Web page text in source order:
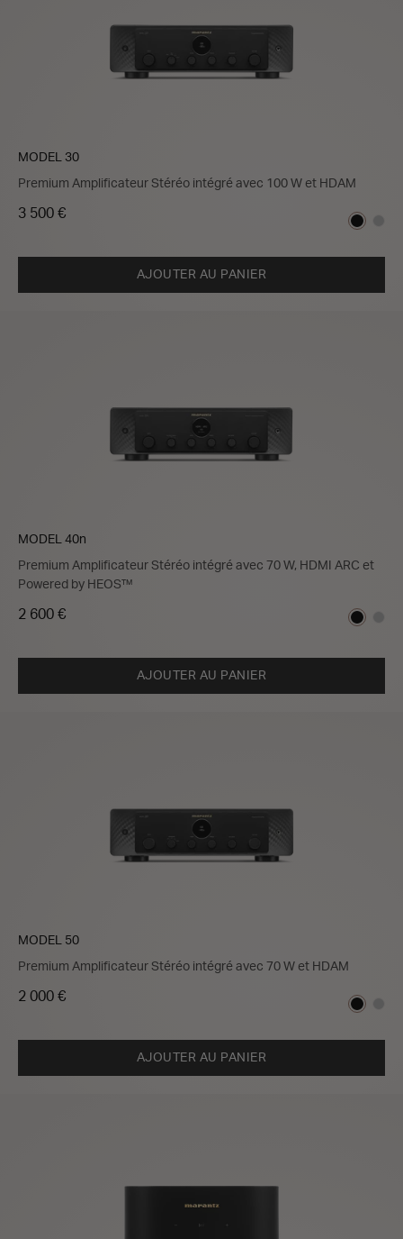
MODEL 30
Premium Amplificateur Stéréo intégré avec 100 W et HDAM
3 500 €
AJOUTER AU PANIER
MODEL 40n
Premium Amplificateur Stéréo intégré avec 70 W, HDMI ARC et
Powered by HEOS™
2 600 €
AJOUTER AU PANIER
MODEL 50
Premium Amplificateur Stéréo intégré avec 70 W et HDAM
2 000 €
AJOUTER AU PANIER